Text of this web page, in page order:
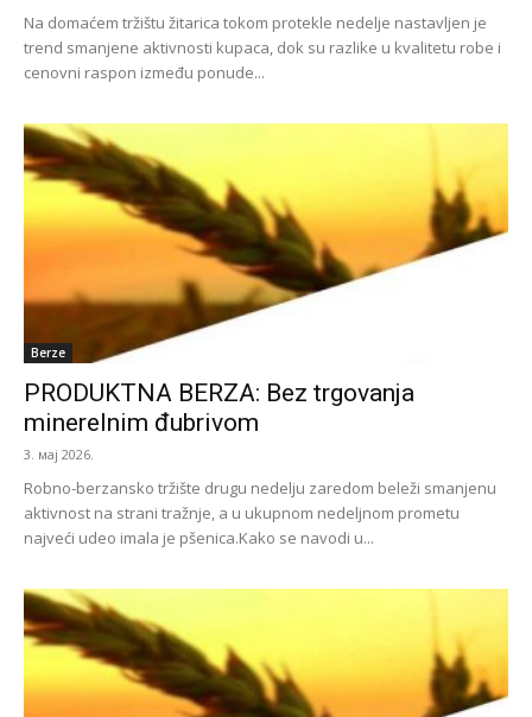
Na domaćem tržištu žitarica tokom protekle nedelje nastavljen je
trend smanjene aktivnosti kupaca, dok su razlike u kvalitetu robe i
cenovni raspon između ponude...
Berze
PRODUKTNA BERZA: Bez trgovanja
minerelnim đubrivom
3. мај 2026.
Robno-berzansko tržište drugu nedelju zaredom beleži smanjenu
aktivnost na strani tražnje, a u ukupnom nedeljnom prometu
najveći udeo imala je pšenica.Kako se navodi u...